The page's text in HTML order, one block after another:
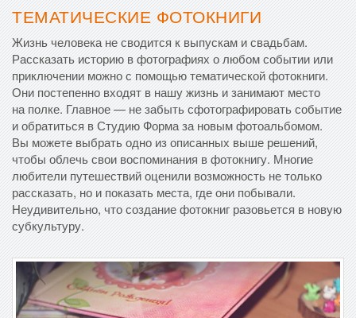
ТЕМАТИЧЕСКИЕ ФОТОКНИГИ
Жизнь человека не сводится к выпускам и свадьбам.
Рассказать историю в фотографиях о любом событии или
приключении можно с помощью тематической фотокниги.
Они постепенно входят в нашу жизнь и занимают место
на полке. Главное — не забыть сфотографировать событие
и обратиться в Студию Форма за новым фотоальбомом.
Вы можете выбрать одно из описанных выше решений,
чтобы облечь свои воспоминания в фотокнигу. Многие
любители путешествий оценили возможность не только
рассказать, но и показать места, где они побывали.
Неудивительно, что создание фотокниг разовьется в новую
субкультуру.